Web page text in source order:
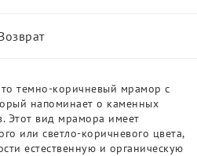
темно-коричневый мрамор с
напоминает о каменных
Этот вид мрамора имеет
или светло-коричневого цвета,
естественную и органическую